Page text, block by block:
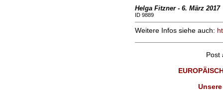
Helga Fitzner - 6. März 2017
ID 9889
Weitere Infos siehe auch:
Post